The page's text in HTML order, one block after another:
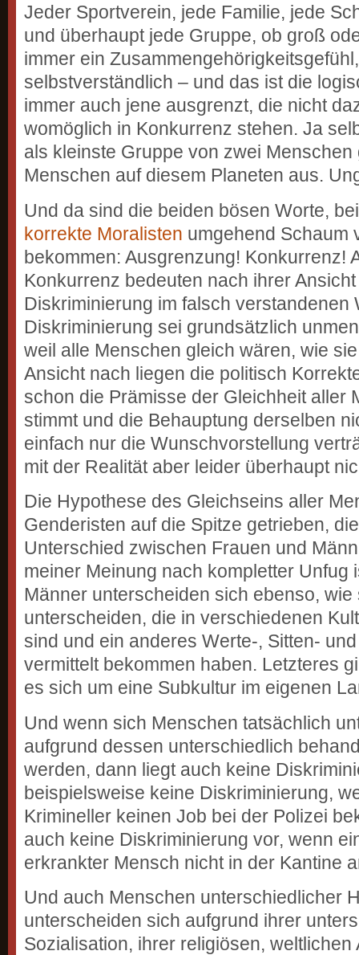
Jeder Sportverein, jede Familie, jede
und überhaupt jede Gruppe, ob groß
immer ein
selbstverständlich – und das ist die
immer auch jene ausgrenzt, die nicht
womöglich in Konkurrenz stehen. Ja
als kleinste Gruppe von zwei
Menschen auf diesem Planeten aus.
Und da sind die beiden bösen Worte,
korrekte Moralisten umgehend Schaum
bekommen: Ausgrenzung! Konkurrenz!
Konkurrenz bedeuten nach ihrer
Diskriminierung im falsch verstandenen
Diskriminierung sei grundsätzlich
weil alle Menschen gleich wären, wie
Ansicht nach liegen die politisch
schon die Prämisse der Gleichheit aller
stimmt und die Behauptung derselben
einfach nur die Wunschvorstellung
mit der Realität aber leider überhaupt
Die Hypothese des Gleichseins aller
Genderisten auf die Spitze getrieben,
Unterschied zwischen Frauen und
meiner Meinung nach kompletter Unfug
Männer unterscheiden sich ebenso,
unterscheiden, die in verschiedenen
sind und ein anderes Werte-, Sitten-
vermittelt bekommen haben. Letzteres
es sich um eine Subkultur im eigenen
Und wenn sich Menschen tatsächlich
aufgrund dessen unterschiedlich
werden, dann liegt auch keine
beispielsweise keine Diskriminierung,
Krimineller keinen Job bei der Polizei
auch keine Diskriminierung vor, wenn
erkrankter Mensch nicht in der Kantine
Und auch Menschen unterschiedlicher
unterscheiden sich aufgrund ihrer
Sozialisation, ihrer religiösen, weltlichen